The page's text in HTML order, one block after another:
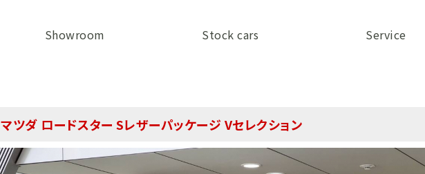
Showroom Stock cars Service
マツダ ロードスター Sレザーパッケージ Vセレクション